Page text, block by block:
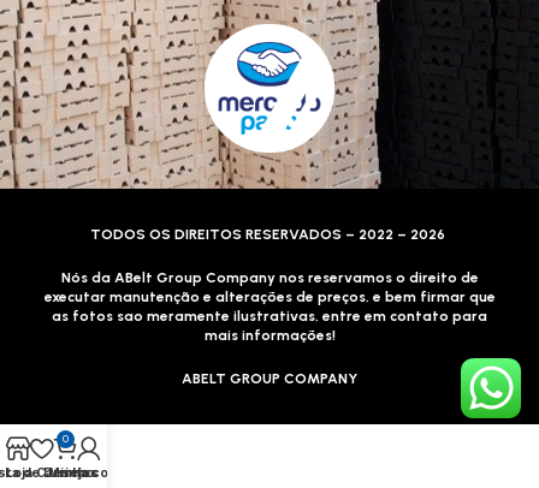
TODOS OS DIREITOS RESERVADOS – 2022 – 2026
Nós da ABelt Group Company nos reservamos o direito de
executar manutenção e alterações de preços, e bem firmar que
as fotos sao meramente ilustrativas, entre em contato para
mais informações!
ABELT GROUP COMPANY
Lojade Desejos
0
Carrinho
Minha conta